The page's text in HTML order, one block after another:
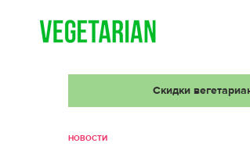
Скидки
НОВОСТИ